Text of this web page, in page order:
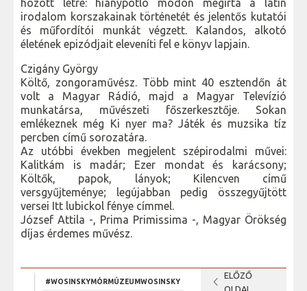
hozott létre: hiánypótló módon megírta a latin
irodalom korszakainak történetét és jelentős kutatói
és műfordítói munkát végzett. Kalandos, alkotó
életének epizódjait eleveníti fel e könyv lapjain.
Czigány György
Költő, zongoraművész. Több mint 40 esztendőn át
volt a Magyar Rádió, majd a Magyar Televízió
munkatársa, művészeti főszerkesztője. Sokan
emlékeznek még Ki nyer ma? Játék és muzsika tíz
percben című sorozatára.
Az utóbbi években megjelent szépirodalmi művei:
Kalitkám is madár; Ezer mondat és karácsony;
Költők, papok, lányok; Kilencven című
versgyűjteménye; legújabban pedig összegyűjtött
versei Itt lubickol fénye címmel.
József Attila -, Prima Primissima -, Magyar Örökség
díjas érdemes művész.
#WOSINSKYMÓRMÚZEUMWOSINSKY chevron_left
ELŐZŐ
OLDAL